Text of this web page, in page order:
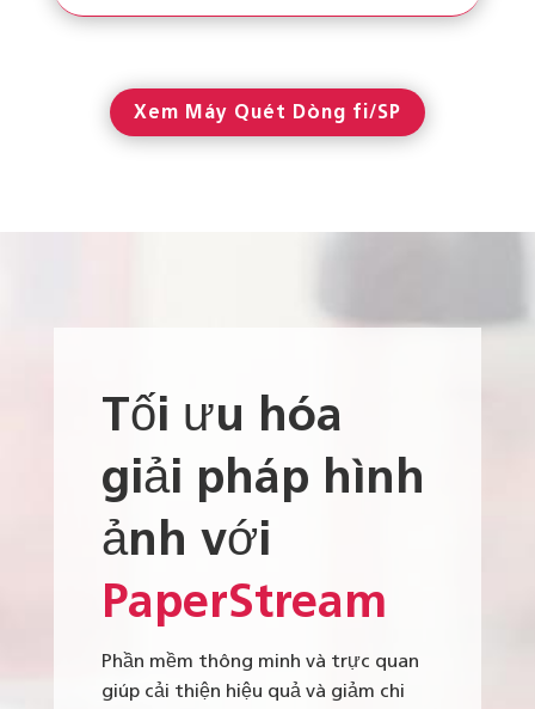
Xem Máy Quét Dòng fi/SP
Tối ưu hóa
giải pháp hình
ảnh với
PaperStream
Phần mềm thông minh và trực quan
giúp cải thiện hiệu quả và giảm chi